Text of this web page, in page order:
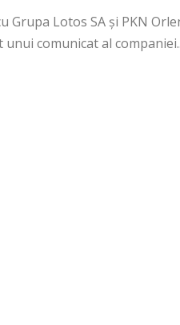
Lotos SA și PKN
comunicat al